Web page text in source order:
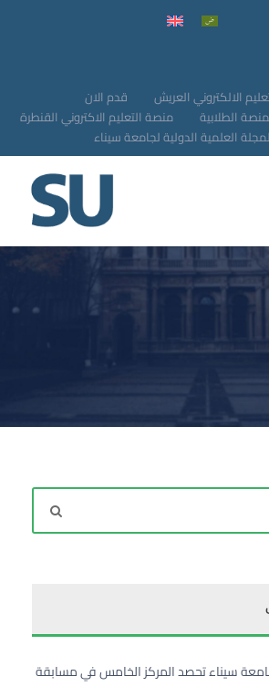
قدم الان
الالكتروني العريش
منصة التعليم الاكتروني القنطرة
الطلابية
العلمية الدولية لجامعة سيناء
سيناء تحصد المركز الخامس في مسابقة